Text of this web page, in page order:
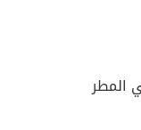
المطر